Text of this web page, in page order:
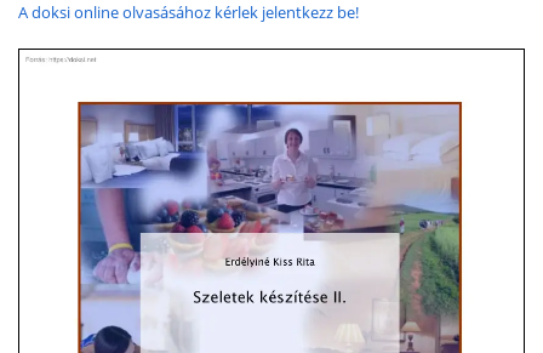
A doksi online olvasásához kérlek jelentkezz be!